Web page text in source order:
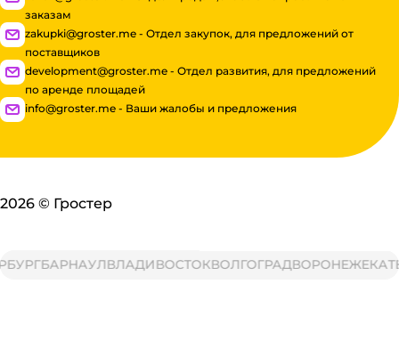
заказам
zakupki@groster.me - Отдел закупок, для предложений от
поставщиков
development@groster.me - Отдел развития, для предложений
по аренде площадей
info@groster.me - Ваши жалобы и предложения
2026 © Гростер
БАРНАУЛВЛАДИВОСТОКВОЛГОГРАДВОРОНЕЖ